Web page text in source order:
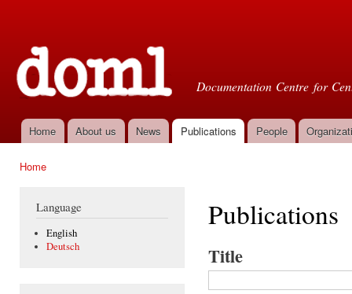
Documentation Centre for
Main menu
Home About us News Publications People
Home
Language
English
Deutsch
Publications
Title